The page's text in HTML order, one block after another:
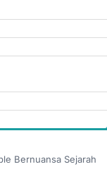
Bernuansa Sejarah